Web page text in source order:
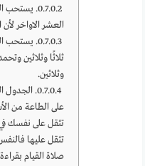
يستحب
العشر الاواخر
يستحب
ثلاثًا وثلاثين
وثلاثين.
الجدول
على الطاعة من
تثقل على نفسك
تثقل عليها
صلاة القيام